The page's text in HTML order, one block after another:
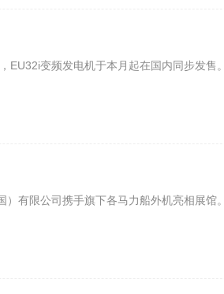
变频发电机于本月起在国内同步发售。
有限公司携手旗下各马力船外机亮相展馆。